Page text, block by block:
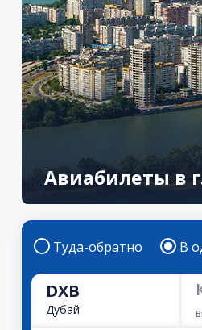
Авиабилеты в
Туда-обратно В
DXB
Дубай